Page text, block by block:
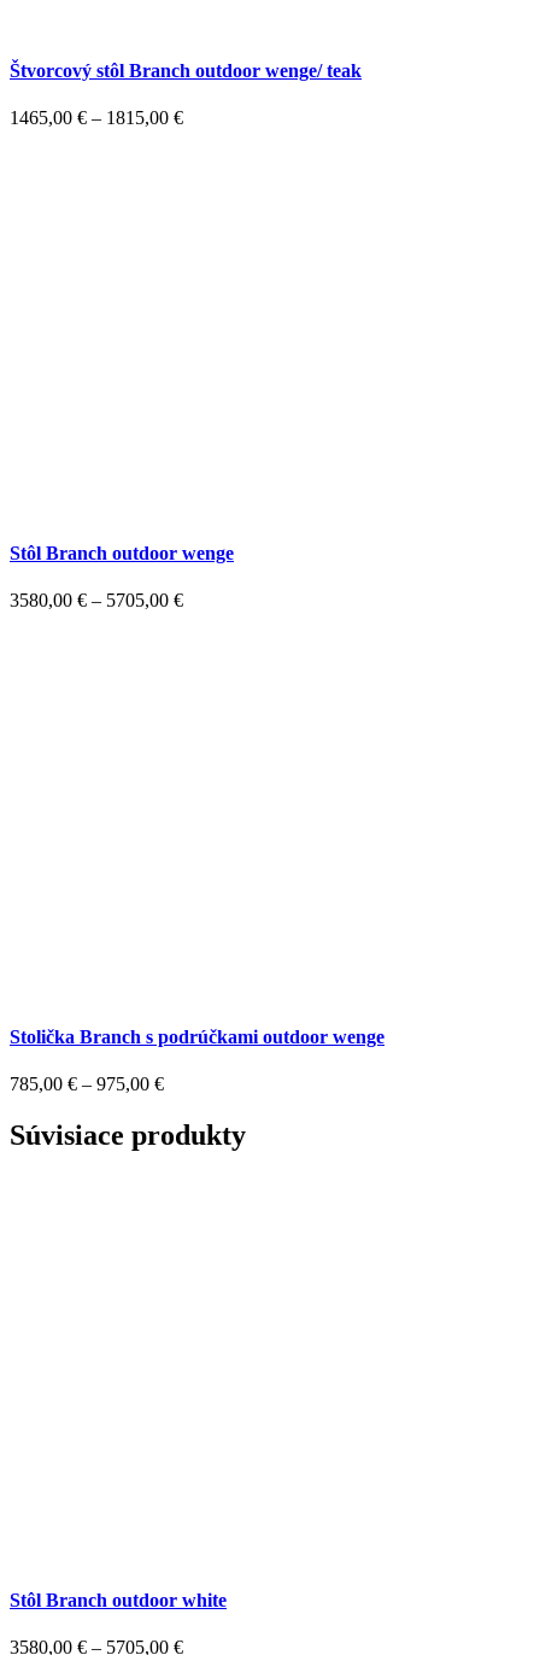
Štvorcový stôl Branch outdoor wenge/ teak
1465,00 € – 1815,00 €
Stôl Branch outdoor wenge
3580,00 € – 5705,00 €
Stolička Branch s podrúčkami outdoor wenge
785,00 € – 975,00 €
Súvisiace produkty
Stôl Branch outdoor white
3580,00 € – 5705,00 €